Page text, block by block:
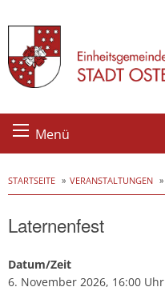
Skip
Menü
STARTSEITE VERANSTALTUNGEN
Laternenfest
Datum/Zeit
6. November 2026, 16:00 Uhr